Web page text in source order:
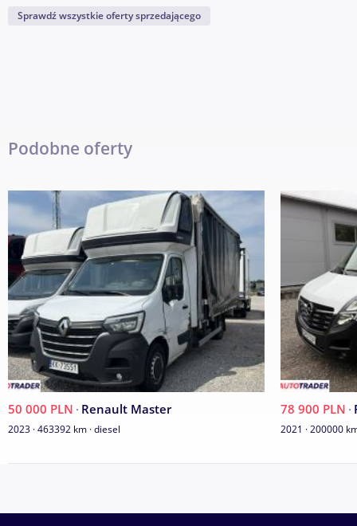
Sprawdź wszystkie oferty sprzedającego
Podobne oferty
50 000 PLN · Renault Master
2023 · 463392 km · diesel
78 900 PLN ·
2021 · 200000